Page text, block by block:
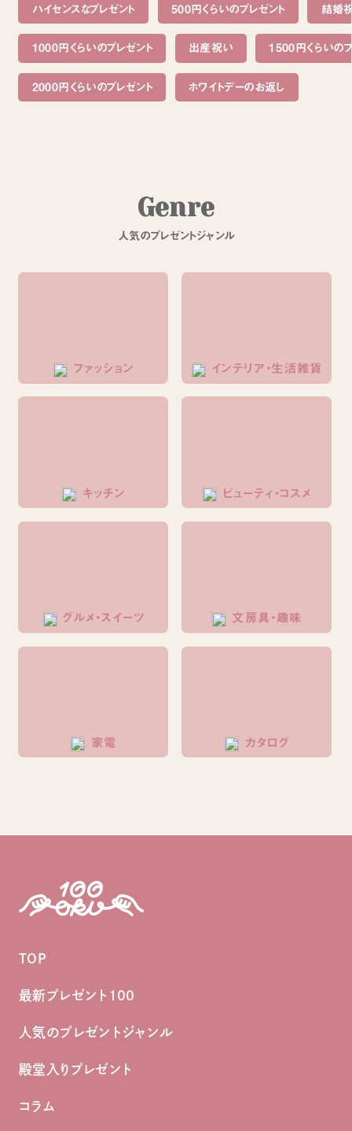
ハイセンスなプレゼント 500円くらいのプレゼント 結婚
1000円くらいのプレゼント 出産祝い 1500円くらいの
2000円くらいのプレゼント ホワイトデーのお返し
Genre
人 気のプレゼントジャ ンル
ファッション インテリア・生活雑貨
キッチン ビューティ・コスメ
グルメ・スイーツ 文房具・趣味
家電 カタログ
TOP
最新プレゼント100
人気のプレゼントジャンル
殿堂入りプレゼント
コラム